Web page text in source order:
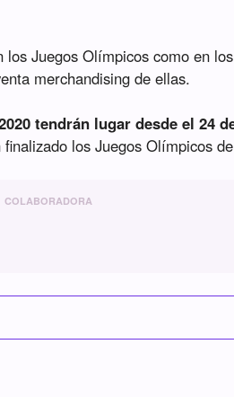
Juegos Olímpicos como en
merchandising de ellas.
tendrán lugar desde el 24
los Juegos Olímpicos
COLABORADORA